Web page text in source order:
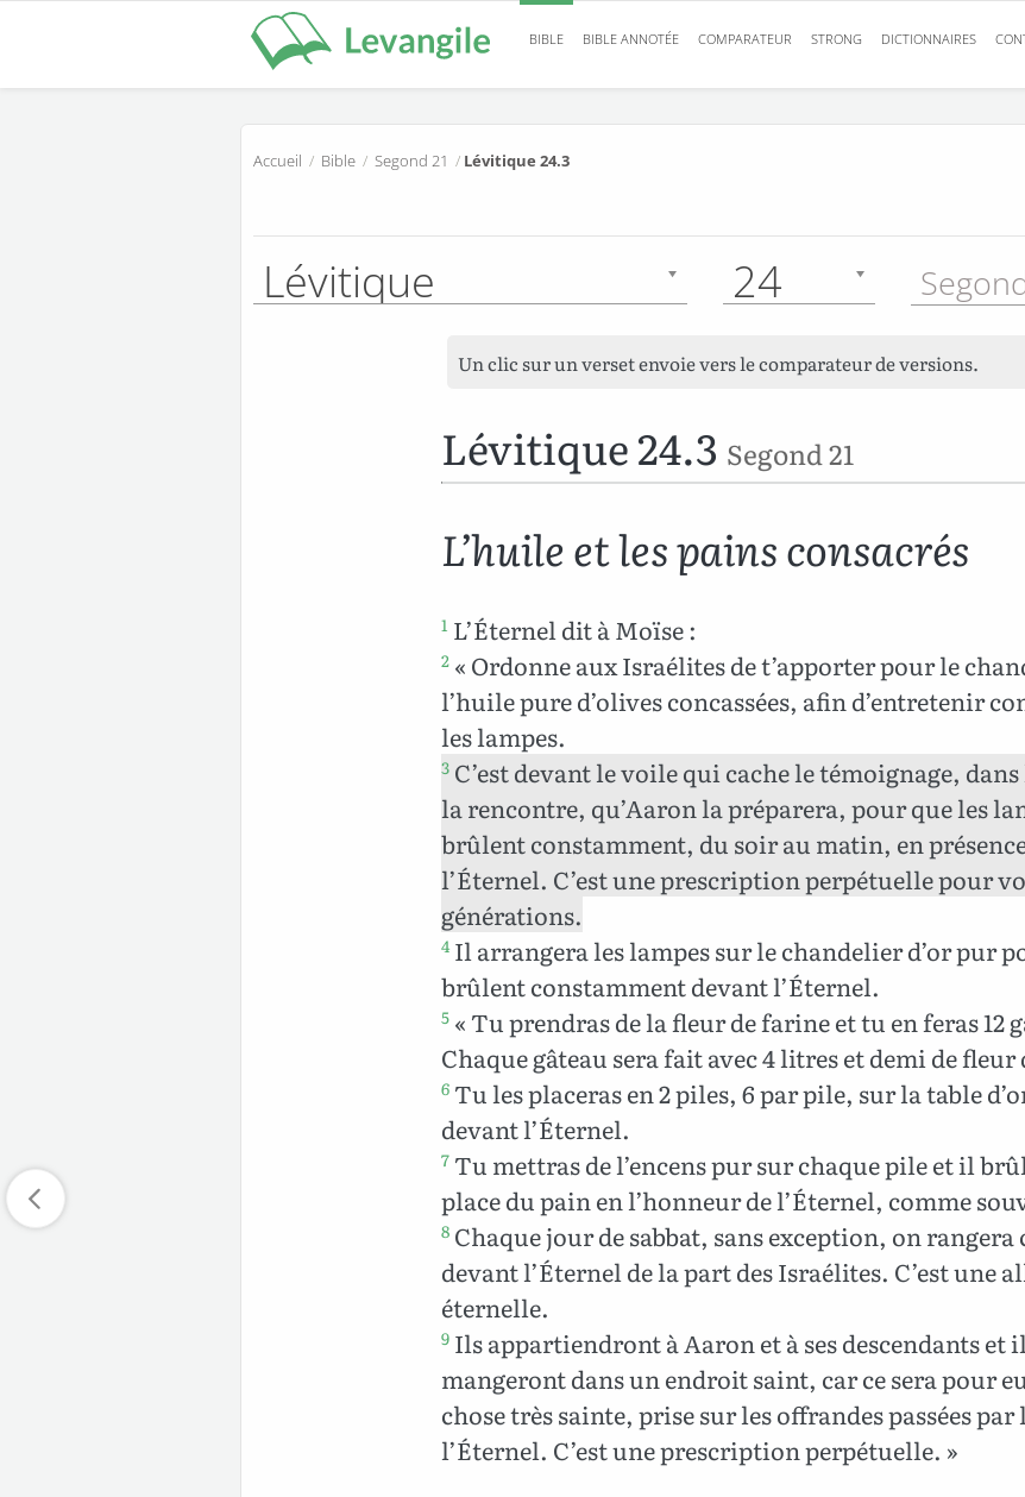
BIBLE BIBLE ANNOTÉE COMPARATEUR STRONG DICTIONNAIRES
Accueil / Bible / Segond 21 / Lévitique 24.3
Lévitique 24
Un clic sur un verset envoie vers le comparateur de versions.
Lévitique 24.3 Segond 21
L’huile et les pains consacrés
1 L’Éternel dit à Moïse :
2 « Ordonne aux Israélites de t’apporter pour le
l’huile pure d’olives concassées, afin d’entretenir
les lampes.
3 C’est devant le voile qui cache le témoignage,
la rencontre, qu’Aaron la préparera, pour que les
brûlent constamment, du soir au matin, en
l’Éternel. C’est une prescription perpétuelle pour
générations.
4 Il arrangera les lampes sur le chandelier d’or pur
brûlent constamment devant l’Éternel.
5 « Tu prendras de la fleur de farine et tu en feras 12
Chaque gâteau sera fait avec 4 litres et demi de
6 Tu les placeras en 2 piles, 6 par pile, sur la table
devant l’Éternel.
7 Tu mettras de l’encens pur sur chaque pile et il
place du pain en l’honneur de l’Éternel, comme
8 Chaque jour de sabbat, sans exception, on rangera
devant l’Éternel de la part des Israélites. C’est une
éternelle.
9 Ils appartiendront à Aaron et à ses descendants et
mangeront dans un endroit saint, car ce sera pour
chose très sainte, prise sur les offrandes passées
l’Éternel. C’est une prescription perpétuelle. »